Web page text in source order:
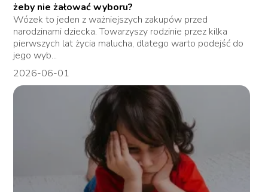
żeby nie żałować wyboru?
Wózek to jeden z ważniejszych zakupów przed
narodzinami dziecka. Towarzyszy rodzinie przez kilka
pierwszych lat życia malucha, dlatego warto podejść do
jego wyb...
2026-06-01